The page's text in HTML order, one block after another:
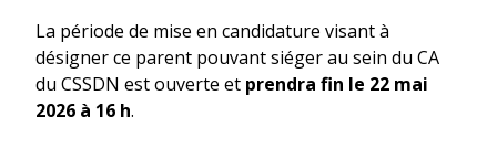
La période de mise en candidature visant à
désigner ce parent pouvant siéger au sein du CA
du CSSDN est ouverte et prendra fin le 22 mai
2026 à 16 h.